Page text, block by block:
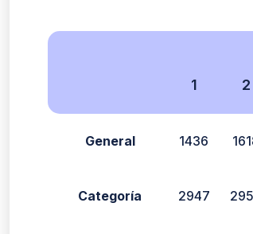
1
2
General 1436
Categoría 2947